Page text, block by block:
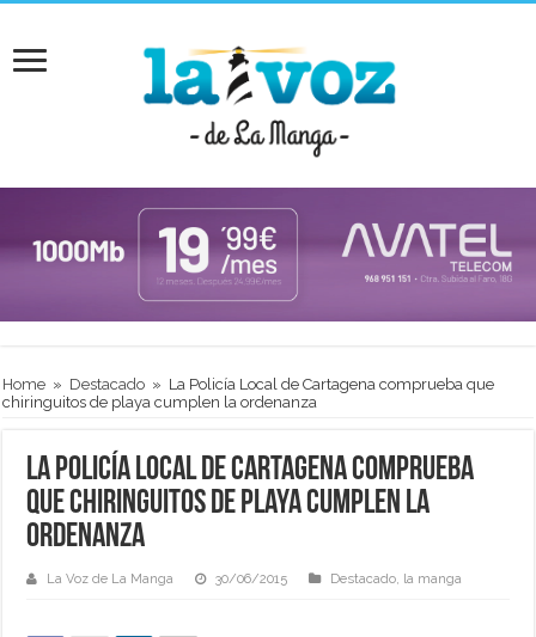
Home » Destacado » La Policía Local de Cartagena comprueba que
chiringuitos de playa cumplen la ordenanza
La Policía Local de Cartagena comprueba
que chiringuitos de playa cumplen la
ordenanza
La Voz de La Manga 30/06/2015 Destacado, la manga